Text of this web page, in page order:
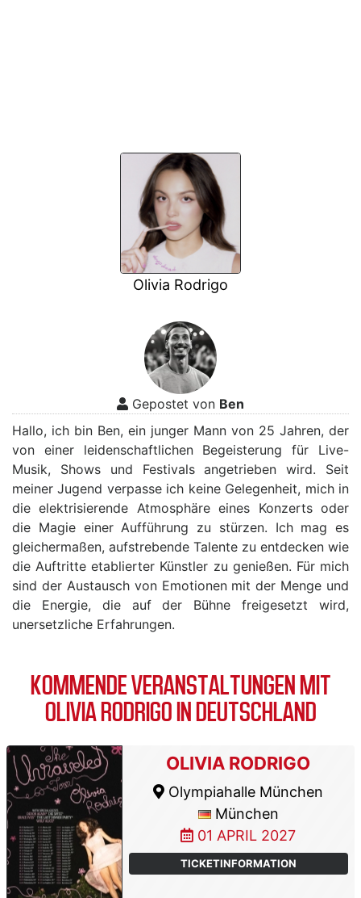
Olivia Rodrigo
Gepostet von Ben
Hallo, ich bin Ben, ein junger Mann von 25 Jahren, der
von einer leidenschaftlichen Begeisterung für Live-
Musik, Shows und Festivals angetrieben wird. Seit
meiner Jugend verpasse ich keine Gelegenheit, mich in
die elektrisierende Atmosphäre eines Konzerts oder
die Magie einer Aufführung zu stürzen. Ich mag es
gleichermaßen, aufstrebende Talente zu entdecken wie
die Auftritte etablierter Künstler zu genießen. Für mich
sind der Austausch von Emotionen mit der Menge und
die Energie, die auf der Bühne freigesetzt wird,
unersetzliche Erfahrungen.
KOMMENDE VERANSTALTUNGEN MIT
OLIVIA RODRIGO IN DEUTSCHLAND
OLIVIA RODRIGO
Olympiahalle München
München
01 APRIL 2027
TICKETINFORMATION